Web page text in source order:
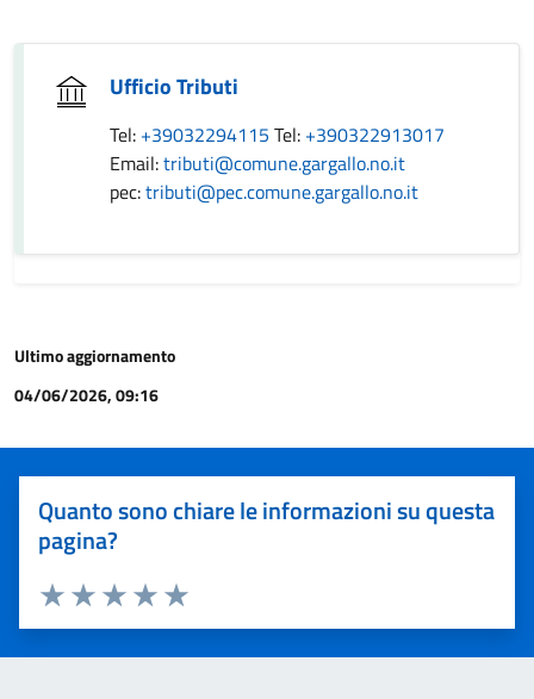
Ufficio Tributi
Tel: +39032294115 Tel: +390322913017
Email:tributi@comune.gargallo.no.it
pec:tributi@pec.comune.gargallo.no.it
Ultimo aggiornamento
04/06/2026, 09:16
Quanto sono chiare le informazioni su questa
pagina?
Valuta 5 stelle su 5
Valuta 4 stelle su 5
Valuta 3 stelle su 5
Valuta 2 stelle su 5
Valuta 1 stelle su 5